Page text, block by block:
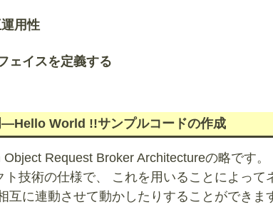
用性
ェイスを定義する
World !!サンプルコードの作成
Request Broker Architectureの略です
ト技術の仕様で、 これを用いることによって
互に連動させて動かしたりすることができま